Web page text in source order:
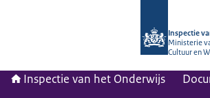
Inspectie
Ministerie
Cultuur en
Inspectie van het Onderwijs